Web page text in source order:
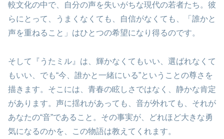
較文化の中で、自分の声を失いがちな現代の若者たち。彼
らにとって、うまくなくても、自信がなくても、「誰かと
声を重ねること」はひとつの希望になり得るのです。
そして『うたミル』は、輝かなくてもいい、選ばれなくて
もいい、でも“今、誰かと一緒にいる”ということの尊さを
描きます。そこには、青春の眩しさではなく、静かな肯定
があります。声に揺れがあっても、音が外れても、それが
あなたの“音”であること。その事実が、どれほど大きな勇
気になるのかを、この物語は教えてくれます。